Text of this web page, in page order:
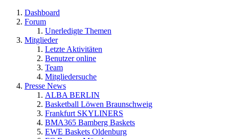
Dashboard
Forum
Unerledigte Themen
Mitglieder
Letzte Aktivitäten
Benutzer online
Team
Mitgliedersuche
Presse News
ALBA BERLIN
Basketball Löwen Braunschweig
Frankfurt SKYLINERS
BMA365 Bamberg Baskets
EWE Baskets Oldenburg